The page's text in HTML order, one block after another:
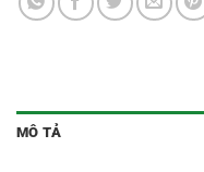
MÔ TẢ